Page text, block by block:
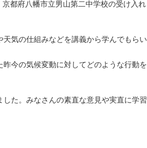
都府八幡市立男山第二中学校の受け入れ
気の仕組みなどを講義から学んでもらい
今の気候変動に対してどのような行動を
た。みなさんの素直な意見や実直に学習